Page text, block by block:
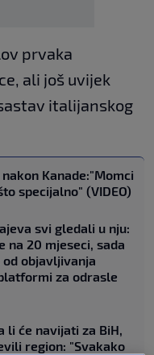
prvaka
ali još uvijek
italijanskog
Kanade:"Momci
specijalno" (VIDEO)
svi gledali u nju:
na 20 mjeseci, sada
objavljivanja
za odrasle
li će navijati za BiH,
region: "Svakako